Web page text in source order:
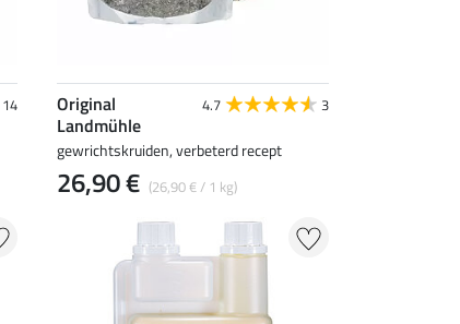
14
Original
Landmühle
4.7 3
gewrichtskruiden, verbeterd recept
26,90 € (26,90 € / 1 kg)